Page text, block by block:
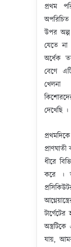
প্রথম
উপর
যেতে না
অর্ধেক
বেগে
খেলনা
দেখেছি ।
ধীরে
করে ।
যায়,